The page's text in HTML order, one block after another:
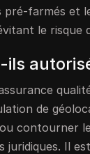
pré-farmés
le risque
de
contourner
Il